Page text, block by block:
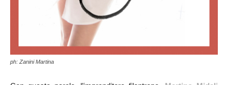
ph: Zanini Martina